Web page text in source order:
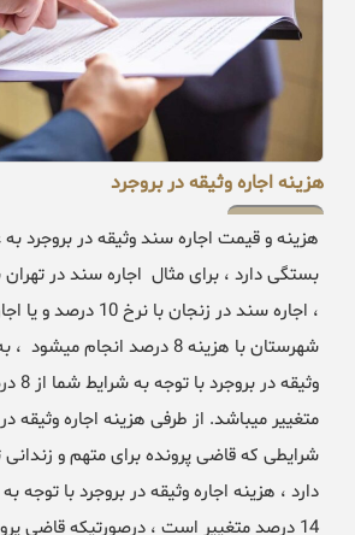
هزینه اجاره وثیقه در بروجرد
هزینه و قیمت اجاره سند وثیقه در بروجرد
، اجاره سند در زنجان با
شهرستان با هزینه 8 درصد انجام
متغییر میباشد. از طرفی هزینه اجاره وثیقه
شرایطی که قاضی پرونده برای متهم و
14 درصد متغییر است ، درصورتیکه قاضی